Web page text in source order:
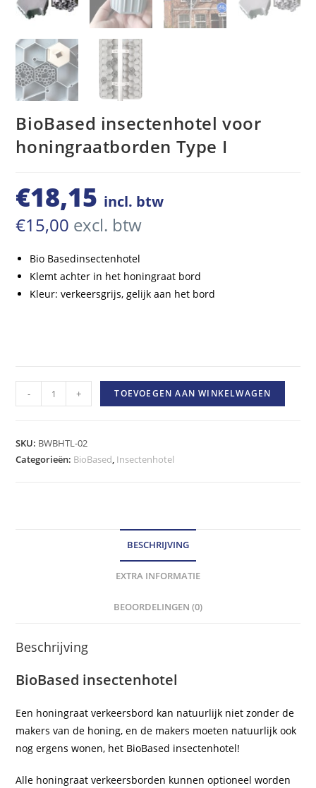
BioBased insectenhotel voor
honingraatborden Type I
€18,15 incl. btw
€15,00 excl. btw
Bio Basedinsectenhotel
Klemt achter in het honingraat bord
Kleur: verkeersgrijs, gelijk aan het bord
BioBased
insectenhotel
honingraatborden
Type
- + TOEVOEGEN AAN WINKELWAGEN
SKU: BWBHTL-02
Categorieën: BioBased, Insectenhotel
BESCHRIJVING
EXTRA INFORMATIE
BEOORDELINGEN (0)
Beschrijving
BioBased insectenhotel
Een honingraat verkeersbord kan natuurlijk niet zonder de
makers van de honing, en de makers moeten natuurlijk ook
nog ergens wonen, het BioBased insectenhotel!
Alle honingraat verkeersborden kunnen optioneel worden